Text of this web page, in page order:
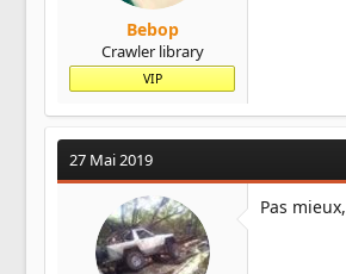
Bebop
Crawler library
VIP
27 Mai 2019
Pas